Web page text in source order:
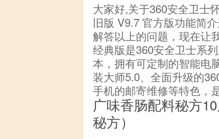
大家好,关于360安全卫士
旧版 V9.7 官方版功能简
解答以上的问题，现在让
经典版是360安全卫士系
本，拥有可定制的智能电
装大师5.0、全面升级的
手机的邮寄维修等特色，
广味香肠配料秘方
秘方）